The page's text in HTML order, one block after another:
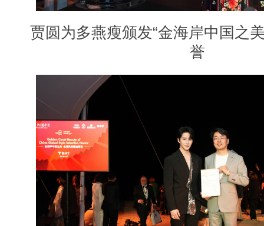
贾圆为多燕瘦颁发“金海岸中国之
誉